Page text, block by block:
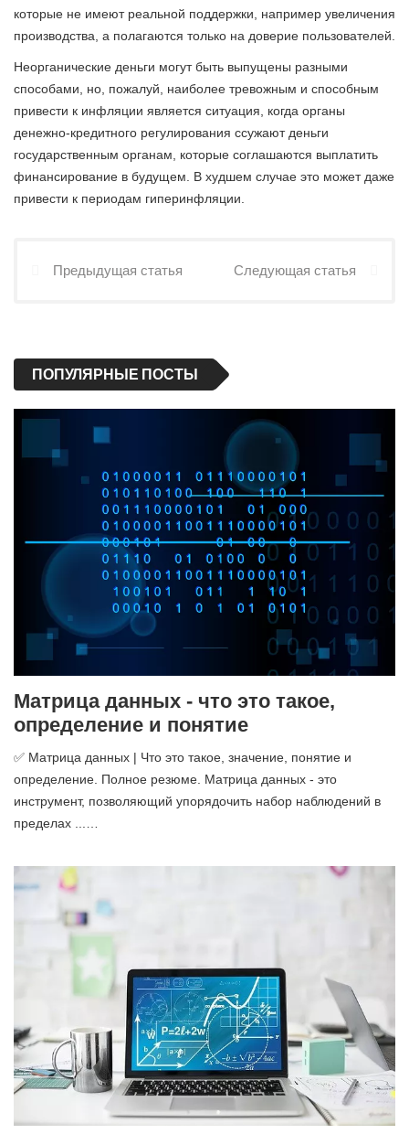
которые не имеют реальной поддержки, например увеличения
производства, а полагаются только на доверие пользователей.
Неорганические деньги могут быть выпущены разными
способами, но, пожалуй, наиболее тревожным и способным
привести к инфляции является ситуация, когда органы
денежно-кредитного регулирования ссужают деньги
государственным органам, которые соглашаются выплатить
финансирование в будущем. В худшем случае это может даже
привести к периодам гиперинфляции.
Предыдущая статья Следующая статья
ПОПУЛЯРНЫЕ ПОСТЫ
Матрица данных - что это такое,
определение и понятие
✅ Матрица данных | Что это такое, значение, понятие и
определение. Полное резюме. Матрица данных - это
инструмент, позволяющий упорядочить набор наблюдений в
пределах ...…